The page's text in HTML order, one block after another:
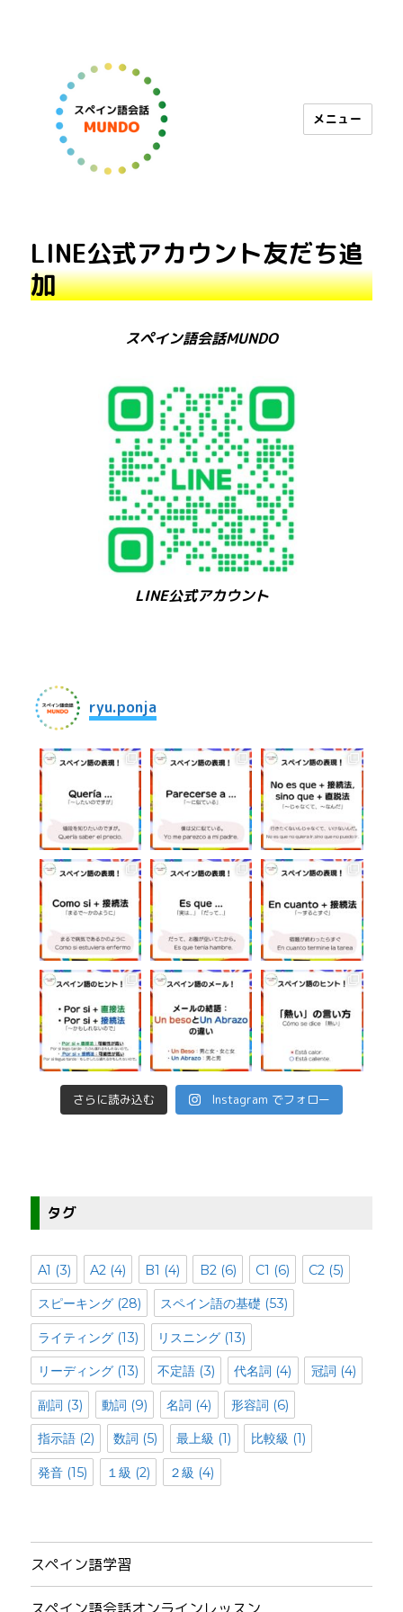
メニュー
LINE公式アカウント友だち追
加
スペイン語会話MUNDO
LINE公式アカウント
ryu.ponja
さらに読み込む Instagram でフォロー
タグ
A1 (3) A2 (4) B1 (4) B2 (6) C1 (6) C2 (5)
スピーキング(28) スペイン語の基礎 (53)
ライティング(13) リスニング (13)
リーディング(13) 不定語 (3) 代名詞 (4) 冠詞 (4)
副詞 (3) 動詞 (9) 名詞 (4) 形容詞 (6)
指示語(2) 数詞 (5) 最上級 (1) 比較級 (1)
発音(15) １級 (2) ２級 (4)
スペイン語学習